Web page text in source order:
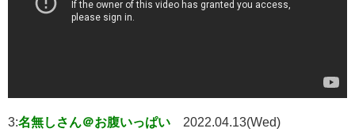
3:名無しさん＠お腹いっぱい 2022.04.13(Wed)